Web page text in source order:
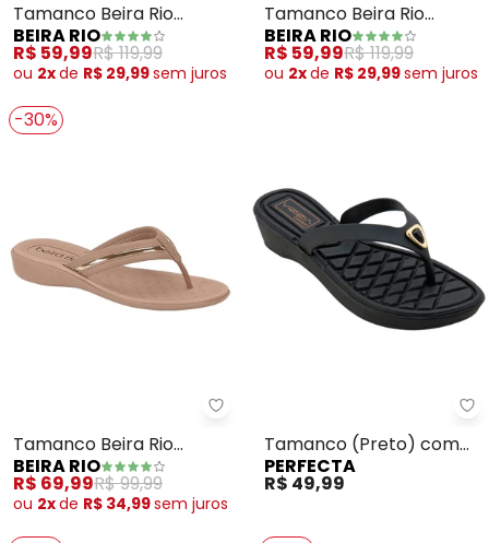
Tamanco Beira Rio
(Branco)
BEIRA RIO
R$ 59,99R$ 119,99
ou 2xde R$ 29,99sem juros
Tamanco Beira Rio
(Preto)
BEIRA RIO
R$ 59,99R$ 119,99
ou 2xde R$ 29,99sem juros
-30%
Beira Rio - Tamanco Beira Rio
Tamanco Beira Rio
(Rosa)
BEIRA RIO
R$ 69,99R$ 99,99
ou 2xde R$ 34,99sem juros
Tamanco (Preto) com
Palmilha Confort
PERFECTA
R$ 49,99